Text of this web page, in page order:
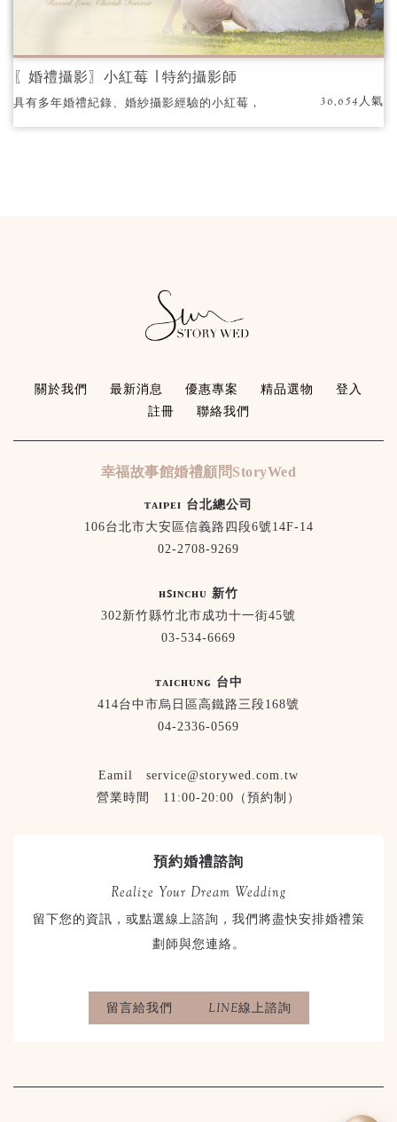
〖婚禮攝影〗小紅莓 ∣ 特約攝影師
具有多年婚禮紀錄、婚紗攝影經驗的小紅莓，
專業攝影團隊，獲得國際攝影獎項肯定，每每
36,654人氣
關於我們 最新消息 優惠專案 精品選物
登入
註冊
聯絡我們
幸福故事館婚禮顧問StoryWed
ᴛᴀɪᴘᴇɪ 台北總公司
106台北市大安區信義路四段6號14F-14
02-2708-9269
ʜꜱɪɴᴄʜᴜ 新竹
302新竹縣竹北市成功十一街45號
03-534-6669
ᴛᴀɪᴄʜᴜɴɢ 台中
414台中市烏日區高鐵路三段168號
04-2336-0569
Eamil service@storywed.com.tw
營業時間 11:00-20:00（預約制）
預約婚禮諮詢
Realize Your Dream Wedding
留下您的資訊，或點選線上諮詢，我們將盡快安排婚禮策
劃師與您連絡。
留言給我們 LINE線上諮詢